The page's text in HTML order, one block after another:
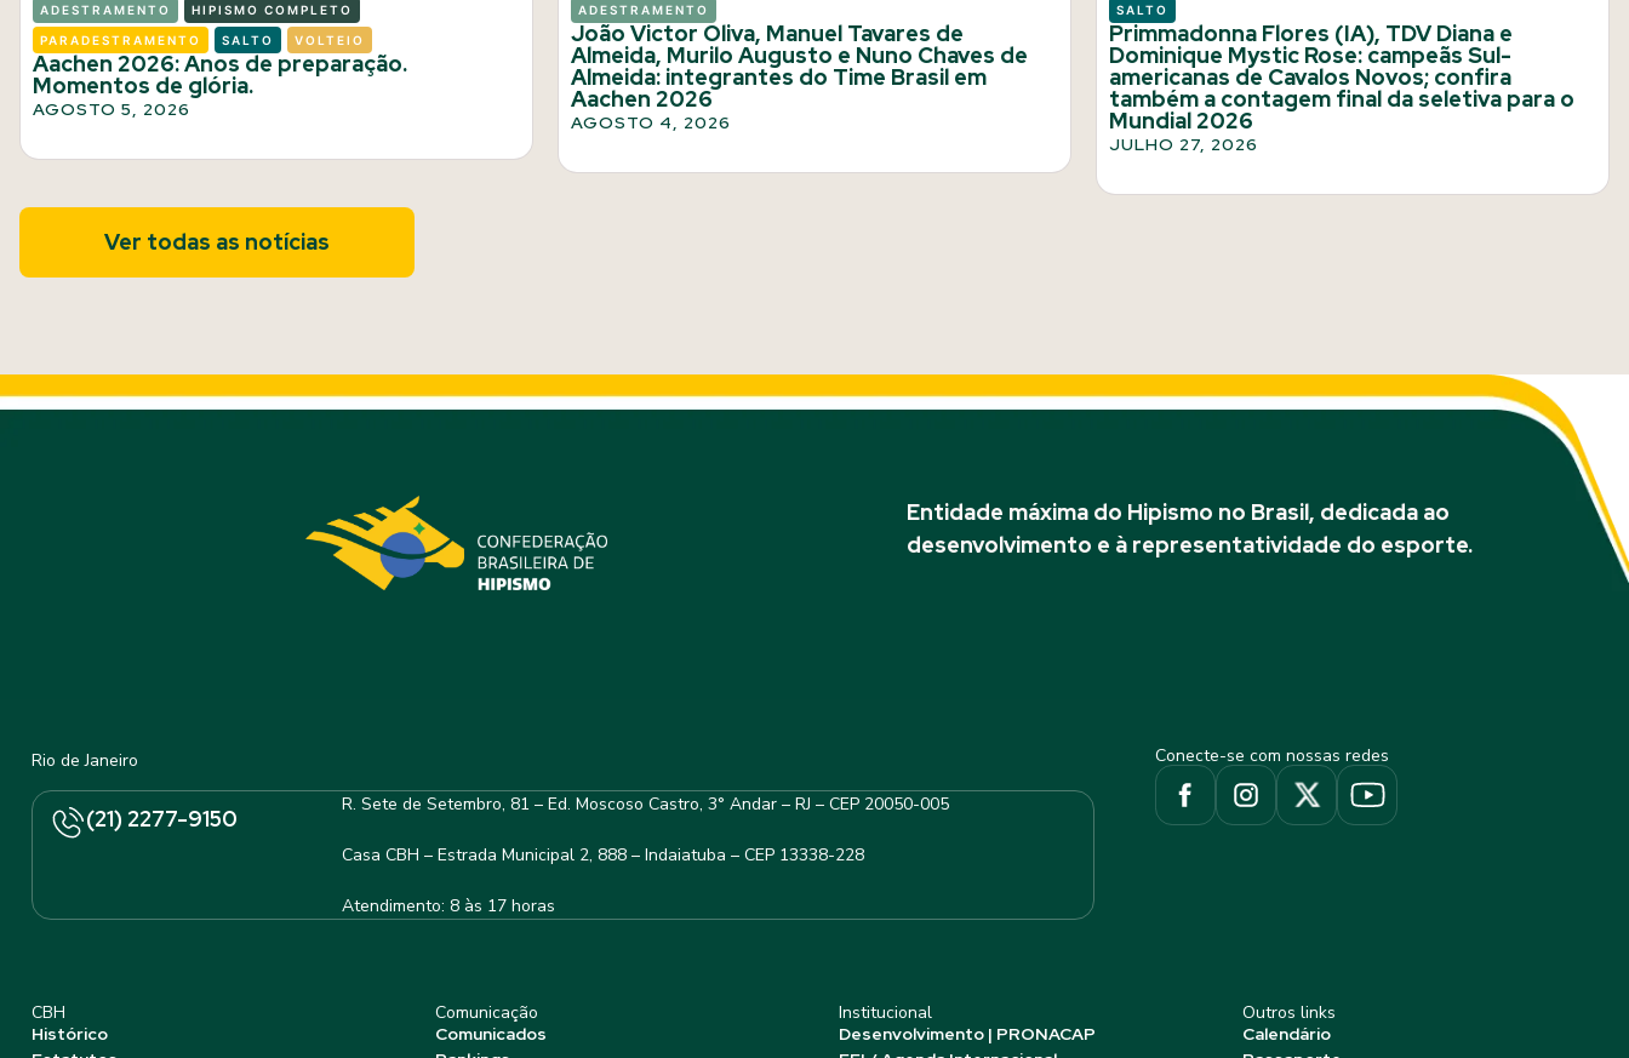
ADESTRAMENTO HIPISMO COMPLETO
PARADESTRAMENTO SALTO VOLTEIO
Aachen 2026: Anos de preparação.
Momentos de glória.
AGOSTO 5, 2026
ADESTRAMENTO
João Victor Oliva, Manuel Tavares de
Almeida, Murilo Augusto e Nuno Chaves de
Almeida: integrantes do Time Brasil em
Aachen 2026
AGOSTO 4, 2026
SALTO
Primmadonna Flores (IA), TDV Diana e
Dominique Mystic Rose: campeãs Sul-
americanas de Cavalos Novos; confira
também a contagem final da seletiva para o
Mundial 2026
JULHO 27, 2026
Ver todas as notícias
Entidade máxima do Hipismo no Brasil, dedicada ao
desenvolvimento e à representatividade do esporte.
Rio de Janeiro
(21) 2277-9150
R. Sete de Setembro, 81 – Ed. Moscoso Castro, 3° Andar – RJ – CEP 20050-005
Casa CBH – Estrada Municipal 2, 888 – Indaiatuba – CEP 13338-228
Atendimento: 8 às 17 horas
Conecte-se com nossas redes
CBH
Histórico
Comunicação
Comunicados
Institucional
Desenvolvimento | PRONACAP
Outros links
Calendário